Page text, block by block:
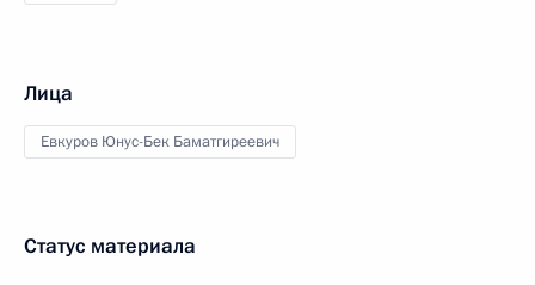
Лица
Евкуров Юнус-Бек Баматгиреевич
Статус материала